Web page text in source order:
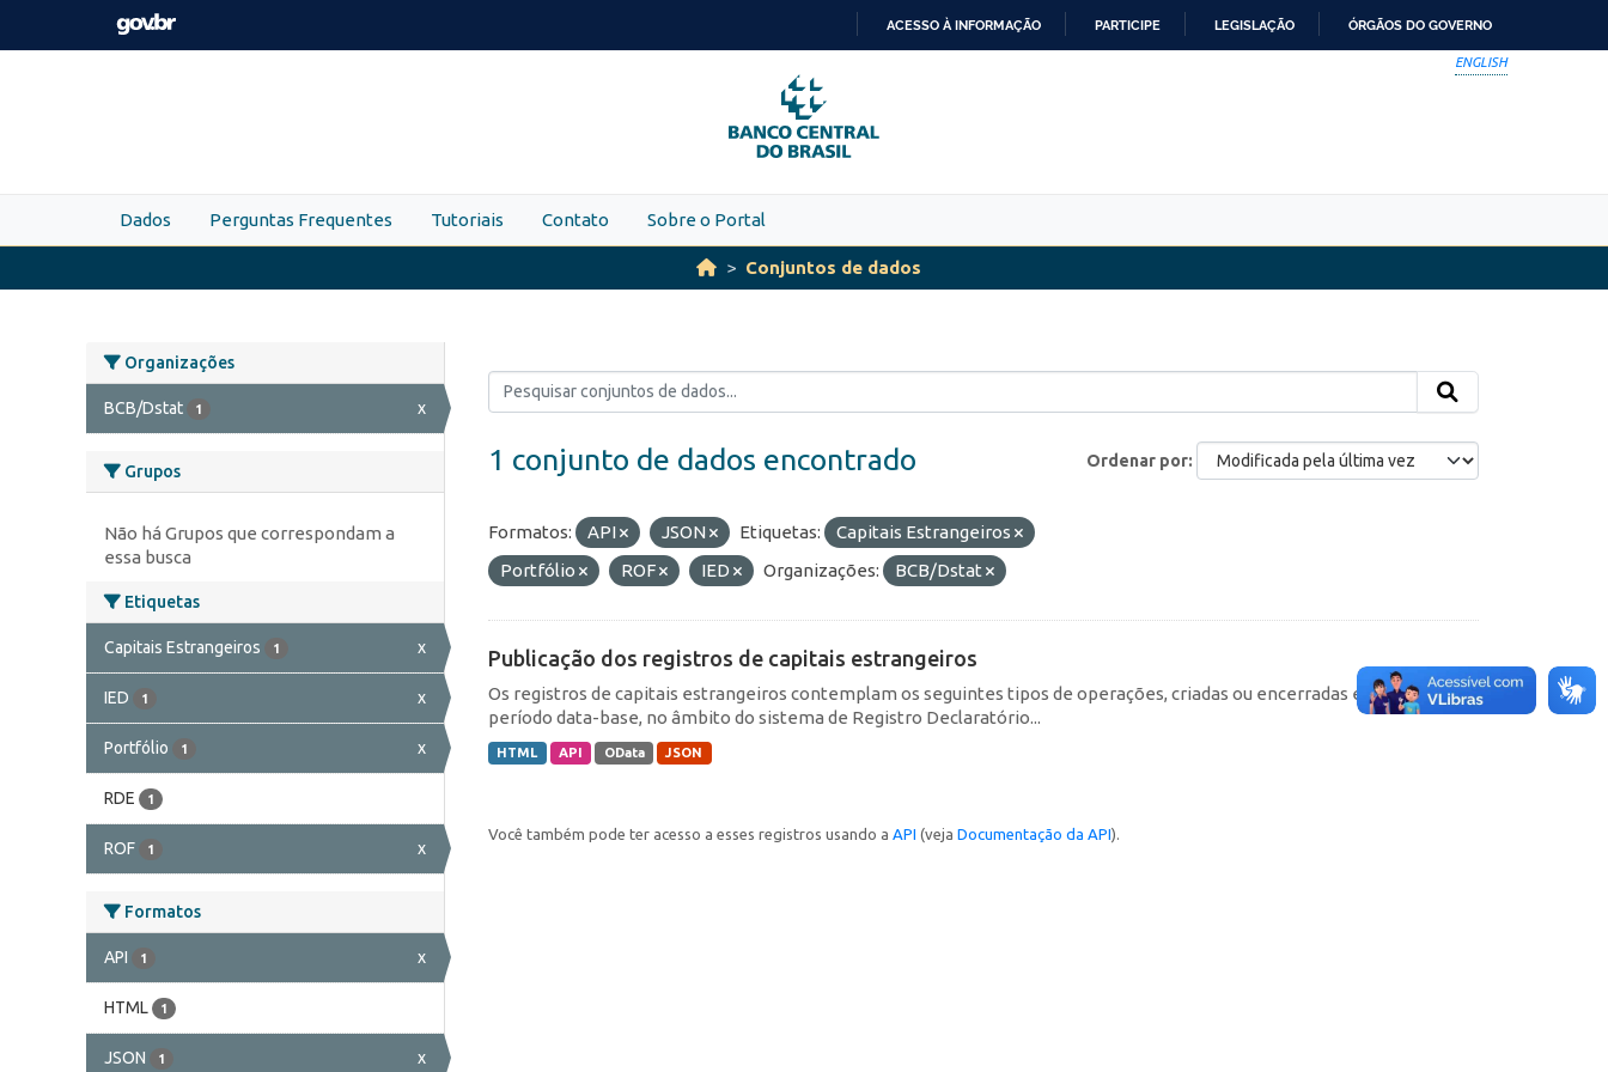
Skip to main content
PARA
O
CONTEÚDO
ACESSO À INFORMAÇÃO PARTICIPE LEGISLAÇÃO ÓRGÃOS DO GOVERNO
ENGLISH
Dados Perguntas Frequentes Tutoriais Contato Sobre o Portal
Conjuntos de dados
Organizações
BCB/Dstat 1 x
Grupos
Não há Grupos que correspondam a
essa busca
Etiquetas
Capitais Estrangeiros 1 x
IED 1 x
Portfólio 1 x
RDE 1
ROF 1 x
Formatos
API 1 x
HTML 1
JSON 1 x
Ordenar por
1 conjunto de dados encontrado
Formatos: API JSON Etiquetas:
Capitais Estrangeiros
Portfólio
ROF IED Organizações: BCB/Dstat
Publicação dos registros de capitais estrangeiros
Os registros de capitais estrangeiros contemplam os seguintes tipos de operações, criadas ou encerradas em cada
período data-base, no âmbito do sistema de Registro Declaratório...
HTML API OData JSON
Você também pode ter acesso a esses registros usando a API (veja Documentação da API).